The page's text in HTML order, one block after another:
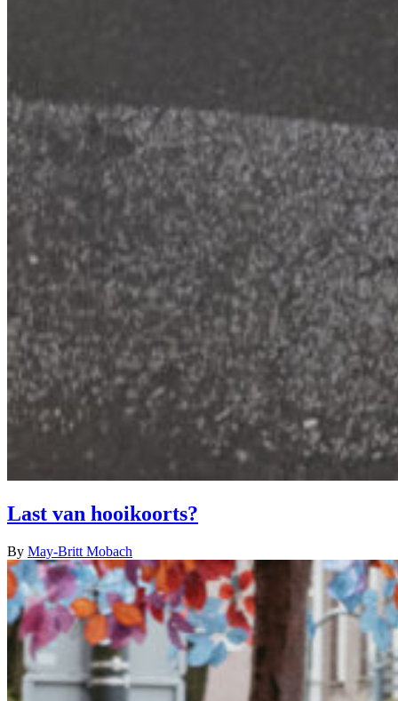
Last van hooikoorts?
By May-Britt Mobach